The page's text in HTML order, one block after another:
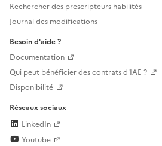
Rechercher des prescripteurs habilités
Journal des modifications
Besoin d'aide ?
Documentation
Qui peut bénéficier des contrats d'IAE ?
Disponibilité
Réseaux sociaux
LinkedIn
Youtube